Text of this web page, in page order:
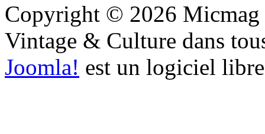
Copyright © 2026 Micmag
Vintage & Culture dans
Joomla! est un logiciel